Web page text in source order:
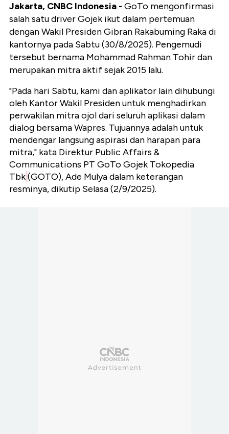
Jakarta, CNBC Indonesia - GoTo mengonfirmasi
salah satu driver Gojek ikut dalam pertemuan
dengan Wakil Presiden Gibran Rakabuming Raka di
kantornya pada Sabtu (30/8/2025). Pengemudi
tersebut bernama Mohammad Rahman Tohir dan
merupakan mitra aktif sejak 2015 lalu.
"Pada hari Sabtu, kami dan aplikator lain dihubungi
oleh Kantor Wakil Presiden untuk menghadirkan
perwakilan mitra ojol dari seluruh aplikasi dalam
dialog bersama Wapres. Tujuannya adalah untuk
mendengar langsung aspirasi dan harapan para
mitra," kata Direktur Public Affairs &
Communications PT GoTo Gojek Tokopedia
Tbk(GOTO), Ade Mulya dalam keterangan
resminya, dikutip Selasa (2/9/2025).